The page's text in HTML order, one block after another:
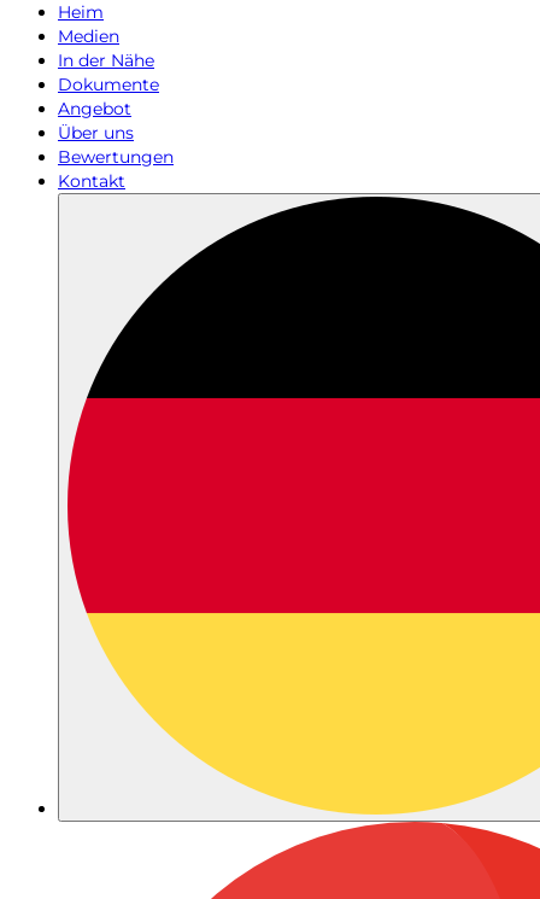
Heim
Medien
In der Nähe
Dokumente
Angebot
Über uns
Bewertungen
Kontakt